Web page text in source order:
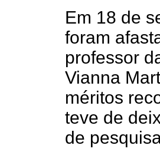
Em 18 de
foram
professor
Vianna
méritos
teve de
de